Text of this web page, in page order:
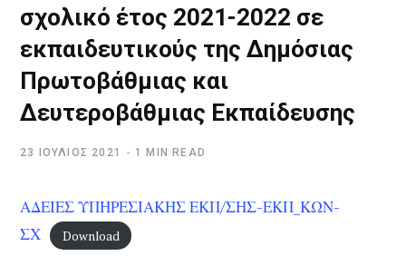
σχολικό έτος 2021-2022 σε
εκπαιδευτικούς της Δημόσιας
Πρωτοβάθμιας και
Δευτεροβάθμιας Εκπαίδευσης
23 ΙΟΎΛΙΟΣ 2021 1 MIN READ
ΑΔΕΙΕΣ ΥΠΗΡΕΣΙΑΚΗΣ ΕΚΠ/ΣΗΣ-ΕΚΠ_ΚΩΝ-
ΣΧ
Download